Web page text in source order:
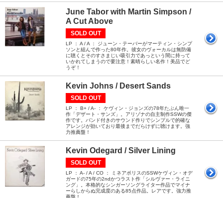
June Tabor with Martin Simpson /
A Cut Above
SOLD OUT
LP ： A / A ： ジューン・テーバーがマーティン・シンプ
ソンと組んで作った80年作。彼女のヴォーカルは無防備
に聴くとそのすさまじい吸引力であっという間に持って
いかれてしまうので要注意！素晴らしい名作！美品でど
うぞ！
Kevin Johns / Desert Sands
SOLD OUT
LP ： B+ / A- ： ケヴィン・ジョンズの78年たぶん唯一
作「デザート・サンズ」。アリゾナの自主制作SSWの傑
作です。バンド付きのサウンド作りでシンプルで的確な
アレンジが効いており最後までだらけずに聴けます。強
力推薦盤！
Kevin Odegard / Silver Lining
SOLD OUT
LP ： A- / A / CO ： ミネアポリスのSSWケヴィン・オデ
ガードの75年の2ndかつラスト作「シルヴァー・ライニ
ング」。本格的なシンガーソングライター作品でマイナ
ーらしからぬ完成度のある85点作品。レアです。強力推
薦盤！